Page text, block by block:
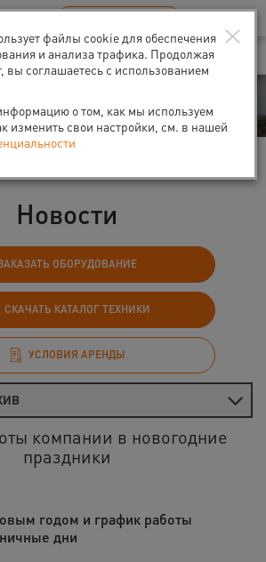
офисов RU EN
Новости
ОБОРУДОВАНИЕ
СКАЧАТЬ КАТАЛОГ ТЕХНИКИ
УСЛОВИЯ АРЕНДЫ
компании в новогодние
праздники
годом и график работы
дни
×
файлы cookie для обеспечения
и анализа трафика. Продолжая
вы соглашаетесь с использованием
о том, как мы используем
изменить свои настройки, см. в нашей